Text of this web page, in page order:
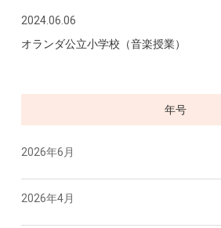
2024.06.06
オランダ公立小学校（音楽授業）
年号
2026年6月
2026年4月